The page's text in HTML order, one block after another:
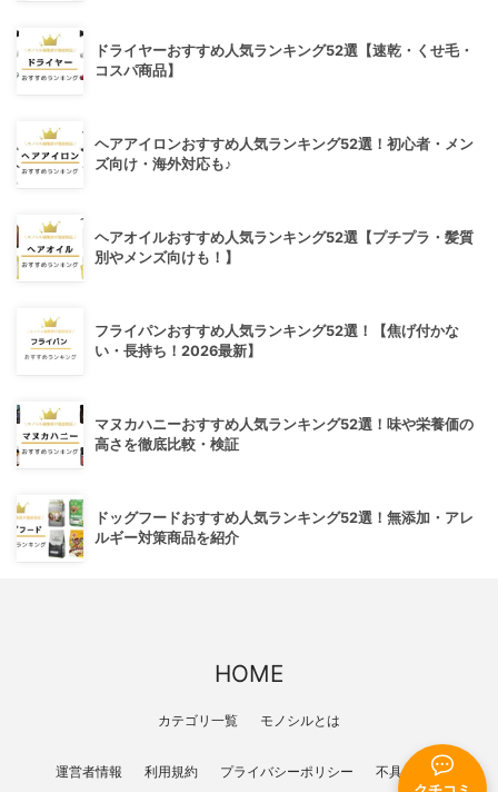
ドライヤーおすすめ人気ランキング52選【速乾・くせ毛・
コスパ商品】
ヘアアイロンおすすめ人気ランキング52選！初心者・メン
ズ向け・海外対応も♪
ヘアオイルおすすめ人気ランキング52選【プチプラ・髪質
別やメンズ向けも！】
フライパンおすすめ人気ランキング52選！【焦げ付かな
い・長持ち！2026最新】
マヌカハニーおすすめ人気ランキング52選！味や栄養価の
高さを徹底比較・検証
ドッグフードおすすめ人気ランキング52選！無添加・アレ
ルギー対策商品を紹介
HOME
カテゴリ一覧 モノシルとは
運営者情報 利用規約 プライバシーポリシー 不具合報告